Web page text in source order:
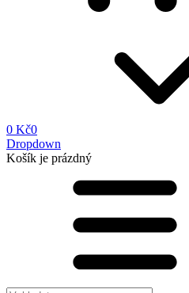
0 Kč0
Dropdown
Košík je prázdný